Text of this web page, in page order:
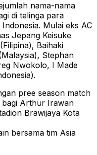
nama-nama
di telinga para
Mulai eks AC
Jepang Keisuke
Baihaki
Stephan
Nwokolo, I Made
pree season match
bagi Arthur Irawan
Brawijaya Kota
bersama tim Asia